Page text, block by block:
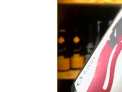
Ce
sec
bien